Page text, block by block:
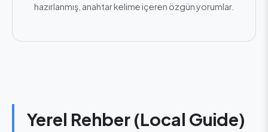
hazırlanmış, anahtar kelime içeren özgün yorumlar.
Yerel Rehber (Local Guide)